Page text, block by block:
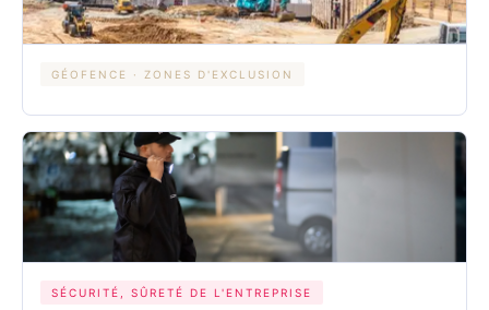
GÉOFENCE · ZONES D'EXCLUSION
SÉCURITÉ, SÛRETÉ DE L'ENTREPRISE